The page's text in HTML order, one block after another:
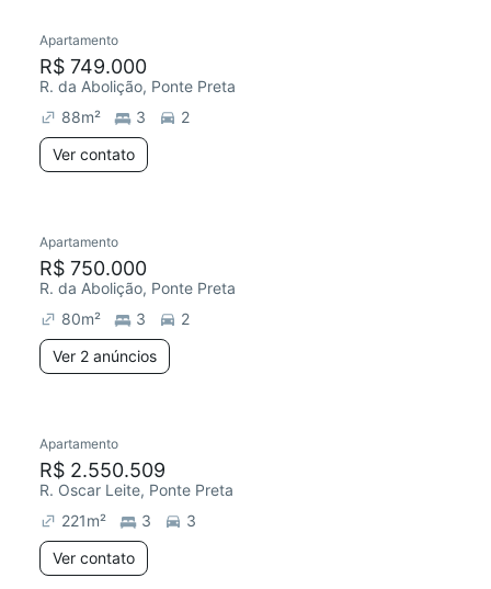
Apartamento
R$ 749.000
R. da Abolição, Ponte Preta
88m² 3
2
Ver contato
Apartamento
R$ 750.000
R. da Abolição, Ponte Preta
80m² 3
2
Ver 2 anúncios
Apartamento
R$ 2.550.509
R. Oscar Leite, Ponte Preta
221m² 3
3
Ver contato